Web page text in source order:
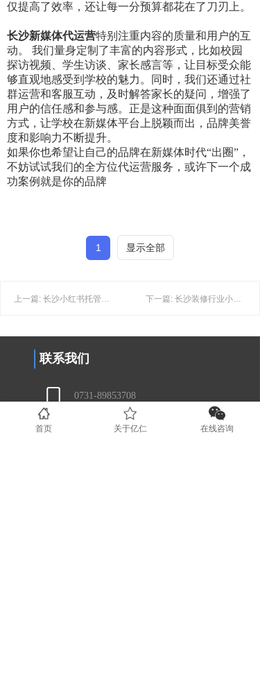
仅提高了效率，还让每一分预算都花在了刀刃上。
长沙新媒体代运营特别注重内容的质量和用户的互
动。 我们量身定制了丰富的内容形式，比如校园
探访视频、学生访谈、家长感言等，让目标受众能
够直观地感受到学校的魅力。同时，我们还通过社
群运营和客服互动，及时解答家长的疑问，增强了
用户的信任感和参与感。正是这种面面俱到的营销
方式，让学校在新媒体平台上脱颖而出，品牌美誉
度和影响力不断提升。
如果你也希望让自己的品牌在新媒体时代“出圈”，
不妨试试我们的全方位代运营服务，或许下一个成
功案例就是你的品牌
1 显示全部
上一篇: 长沙小红书托管：如何让普通产品卖出爆款感？ 下一篇: 长沙装修行业小红书获客：小红书同城引流避坑指南
联系我们
0731-89853708
www.yirenit.com
首页 关于亿仁 在线咨询